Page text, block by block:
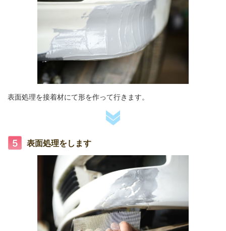
表面処理を接着材にて形を作って行きます。
表面処理をします